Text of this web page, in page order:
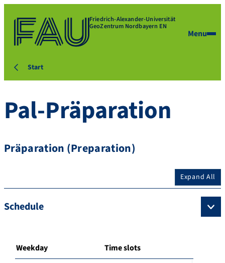
Friedrich-Alexander-Universität
GeoZentrum Nordbayern EN
Menu
Start
Pal-Präparation
Präparation (Preparation)
Expand All
Schedule
Weekday Time slots